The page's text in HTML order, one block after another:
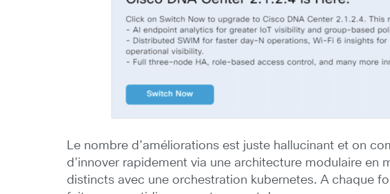
Le nombre d’améliorations est juste hallucinant et on
d’innover rapidement via une architecture modulaire
distincts avec une orchestration kubernetes. A chaque